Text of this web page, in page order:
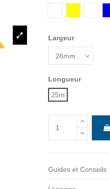
Largeur
Longueur
25m
Guides et Conseils